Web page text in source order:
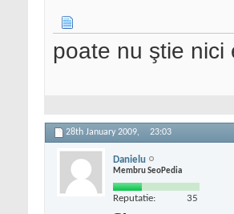
poate nu ştie nici
28th January 2009, 23:03
Danielu
Membru SeoPedia
Reputatie: 35